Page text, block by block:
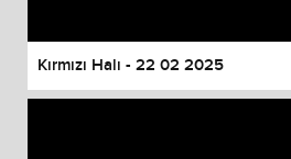
Kırmızı Halı - 22 02 2025